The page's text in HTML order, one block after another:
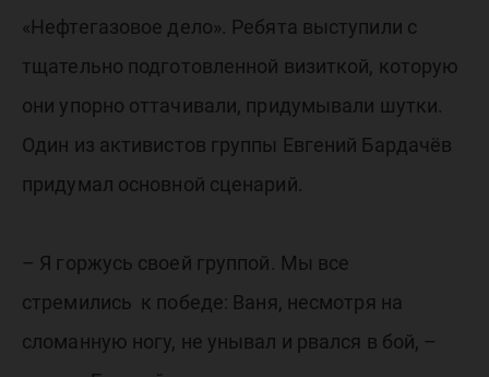
«Нефтегазовое дело». Ребята выступили с
тщательно подготовленной визиткой, которую
они упорно оттачивали, придумывали шутки.
Один из активистов группы Евгений Бардачёв
придумал основной сценарий.
– Я горжусь своей группой. Мы все
стремились к победе: Ваня, несмотря на
сломанную ногу, не унывал и рвался в бой, –